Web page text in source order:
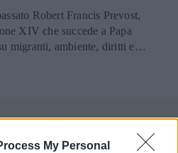
My Personal
Robert Francis Prevost,
XIV che succede a Papa
migranti, ambiente, diritti e